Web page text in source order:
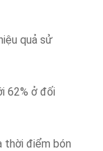
quả sử
62% ở đối
thời điểm bón